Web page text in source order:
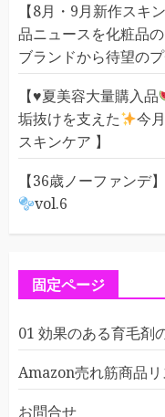
【8月・9月新作スキ
品ニュースを化粧品
ブランドから待望の
【♥️夏美容大量購入品
垢抜けを支えた
今
スキンケア 】
【36歳ノーファンデ
vol.6
固定ページ
01 効果のある育毛剤
Amazon売れ筋商品
お問合せ